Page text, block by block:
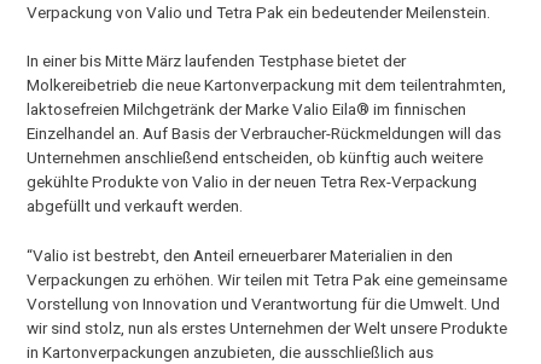
Verpackung von Valio und Tetra Pak ein bedeutender Meilenstein.
In einer bis Mitte März laufenden Testphase bietet der
Molkereibetrieb die neue Kartonverpackung mit dem teilentrahmten,
laktosefreien Milchgetränk der Marke Valio Eila® im finnischen
Einzelhandel an. Auf Basis der Verbraucher-Rückmeldungen will das
Unternehmen anschließend entscheiden, ob künftig auch weitere
gekühlte Produkte von Valio in der neuen Tetra Rex-Verpackung
abgefüllt und verkauft werden.
“Valio ist bestrebt, den Anteil erneuerbarer Materialien in den
Verpackungen zu erhöhen. Wir teilen mit Tetra Pak eine gemeinsame
Vorstellung von Innovation und Verantwortung für die Umwelt. Und
wir sind stolz, nun als erstes Unternehmen der Welt unsere Produkte
in Kartonverpackungen anzubieten, die ausschließlich aus